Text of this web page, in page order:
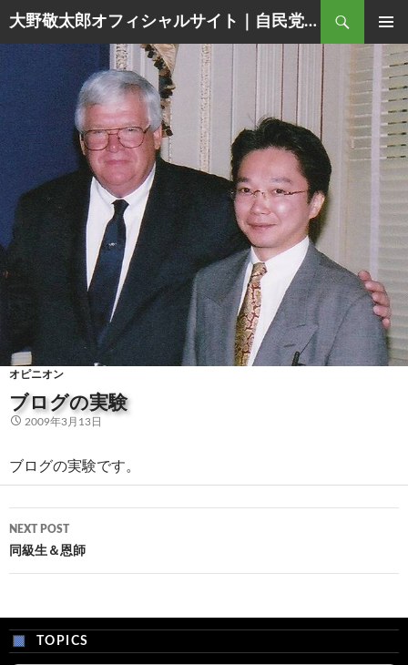
大野敬太郎オフィシャルサイト｜自民党香川３区衆議院議員
Search
MENU
オピニオン
ブログの実験
2009年3月13日
ブログの実験です。
Post
navigation
NEXT POST
同級生＆恩師
TOPICS